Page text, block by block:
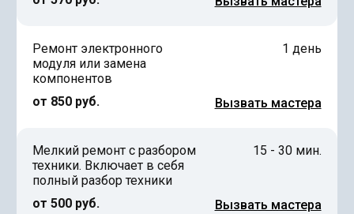
Ремонт электронного
модуля или замена
компонентов
от 850 руб.
1 день
Вызвать мастера
Мелкий ремонт с разбором
техники. Включает в себя
полный разбор техники
от 500 руб.
15 - 30 мин.
Вызвать мастера